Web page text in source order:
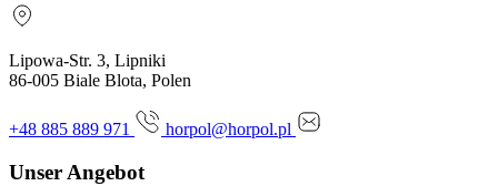
Lipowa-Str. 3, Lipniki
86-005 Biale Blota, Polen
+48 885 889 971 horpol@horpol.pl
Unser Angebot